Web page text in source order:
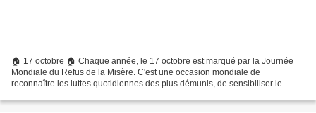
🏠 17 octobre 🏠 Chaque année, le 17 octobre est marqué par la Journée
Mondiale du Refus de la Misère. C'est une occasion mondiale de
reconnaître les luttes quotidiennes des plus démunis, de sensibiliser le